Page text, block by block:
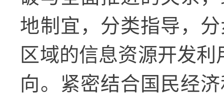
地制宜，分类指导，
区域的信息资源开发
向。紧密结合国民经